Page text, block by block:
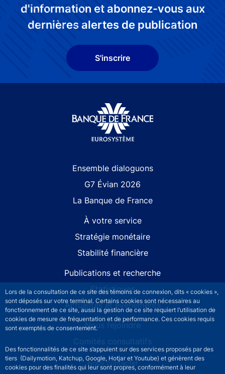
Lors de la consultation de ce site des témoins de connexion, dits « cookies »,
sont déposés sur votre terminal. Certains cookies sont nécessaires au
fonctionnement de ce site, aussi la gestion de ce site requiert l’utilisation de
cookies de mesure de fréquentation et de performance. Ces cookies requis
sont exemptés de consentement.
Des fonctionnalités de ce site s’appuient sur des services proposés par des
tiers (Dailymotion, Katchup, Google, Hotjar et Youtube) et génèrent des
cookies pour des finalités qui leur sont propres, conformément à leur
d'information et abonnez-vous aux
dernières alertes de publication
S'inscrire
Ensemble dialoguons
G7 Évian 2026
La Banque de France
À votre service
Stratégie monétaire
Stabilité financière
Publications et recherche
Statistiques
Actualités et événements
Nous rejoindre
Comités consultatifs
Footer secondary menuNous contacter